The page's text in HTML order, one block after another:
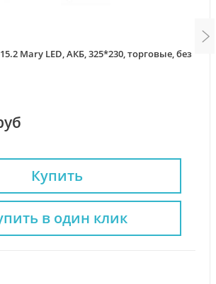
Mary LED, АКБ, 325*230, торговые, без
Купить
в один клик